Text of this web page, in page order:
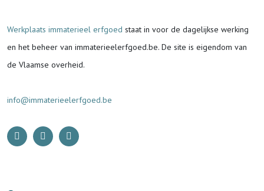
Werkplaats immaterieel erfgoed staat in voor de dagelijkse werking
en het beheer van immaterieelerfgoed.be. De site is eigendom van
de Vlaamse overheid.
info@immaterieelerfgoed.be